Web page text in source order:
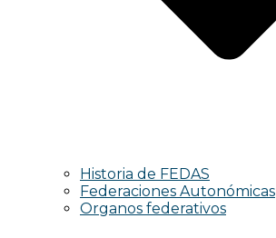
Historia de FEDAS
Federaciones Autonómicas
Organos federativos